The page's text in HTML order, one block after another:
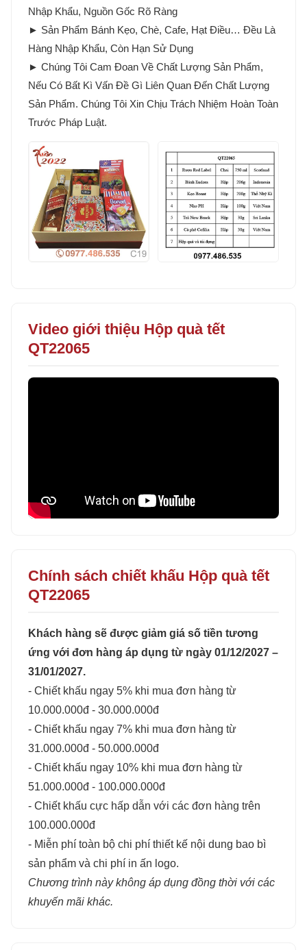
Nhập Khẩu, Nguồn Gốc Rõ Ràng
► Sản Phẩm Bánh Kẹo, Chè, Cafe, Hạt Điều… Đều Là
Hàng Nhập Khẩu, Còn Hạn Sử Dụng
► Chúng Tôi Cam Đoan Về Chất Lượng Sản Phẩm,
Nếu Có Bất Kì Vấn Đề Gì Liên Quan Đến Chất Lượng
Sản Phẩm. Chúng Tôi Xin Chịu Trách Nhiệm Hoàn Toàn
Trước Pháp Luật.
Video giới thiệu Hộp quà tết
QT22065
Chính sách chiết khấu Hộp quà tết
QT22065
Khách hàng sẽ được giảm giá số tiền tương
ứng với đơn hàng áp dụng từ ngày 01/12/2027 –
31/01/2027.
- Chiết khấu ngay 5% khi mua đơn hàng từ
10.000.000đ - 30.000.000đ
- Chiết khấu ngay 7% khi mua đơn hàng từ
31.000.000đ - 50.000.000đ
- Chiết khấu ngay 10% khi mua đơn hàng từ
51.000.000đ - 100.000.000đ
- Chiết khấu cực hấp dẫn với các đơn hàng trên
100.000.000đ
- Miễn phí toàn bộ chi phí thiết kế nội dung bao bì
sản phẩm và chi phí in ấn logo.
Chương trình này không áp dụng đồng thời với các
khuyến mãi khác.